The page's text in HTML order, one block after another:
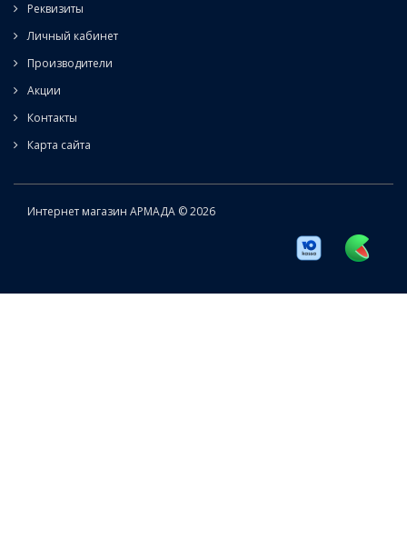
Реквизиты
Личный кабинет
Производители
Акции
Контакты
Карта сайта
Интернет магазин АРМАДА © 2026